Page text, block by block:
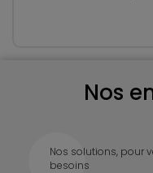
Nos
Nos solutions, pour
besoins